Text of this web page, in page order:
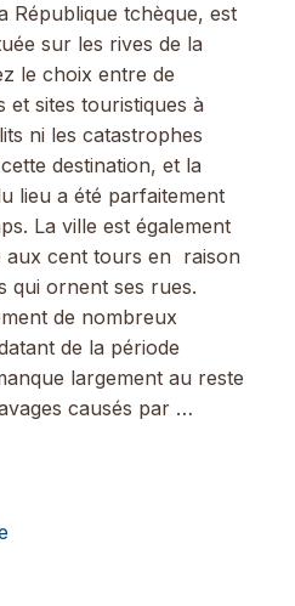
République tchèque, est
sur les rives de la
le choix entre de
et sites touristiques à
ni les catastrophes
destination, et la
lieu a été parfaitement
La ville est également
cent tours en raison
qui ornent ses rues.
de nombreux
de la période
largement au reste
causés par …